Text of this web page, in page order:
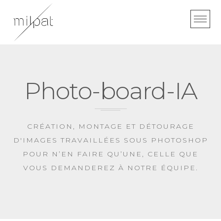
content
Photo-board-IA
CRÉATION, MONTAGE ET DÉTOURAGE
D'IMAGES TRAVAILLÉES SOUS PHOTOSHOP
POUR N’EN FAIRE QU’UNE, CELLE QUE
VOUS DEMANDEREZ À NOTRE ÉQUIPE.